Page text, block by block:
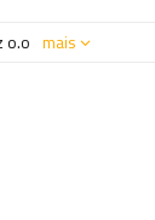
o.o mais